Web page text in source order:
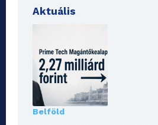
Aktuális
Belföld